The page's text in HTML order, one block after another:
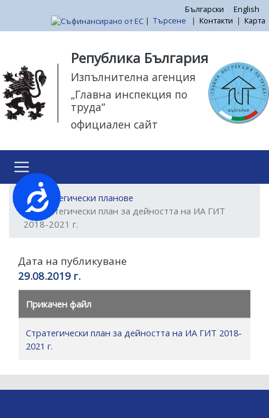
Достъпност
внимание:
Този
уебсайт
разполага
достъпност.
към
съдържание
Български
English
| Търсене | Контакти | Карта
Република България
Изпълнителна агенция
„Главна инспекция по
труда“
официален сайт
Стратегически планове
Стратегически план за дейността на ИА ГИТ
2018-2021 г.
Дата на публикуване
29.08.2019 г.
Прикачен файл
Стратегически план за дейността на ИА ГИТ 2018-
2021 г.